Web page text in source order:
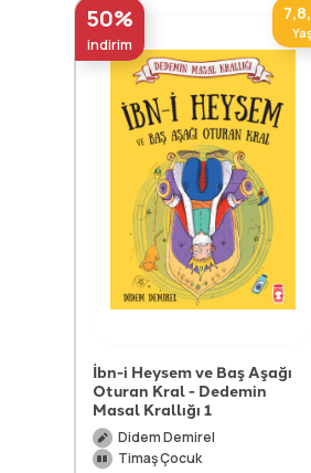
50%
indirim
İbn-i Heysem ve Baş Aşağı
Oturan Kral - Dedemin
Masal Krallığı 1
Didem Demirel
Timaş Çocuk